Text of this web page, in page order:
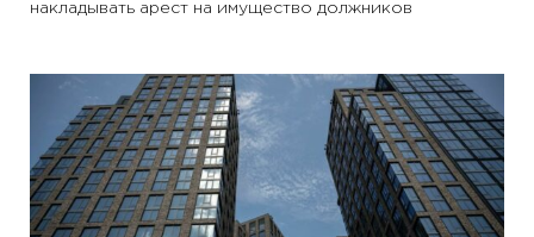
накладывать арест на имущество должников